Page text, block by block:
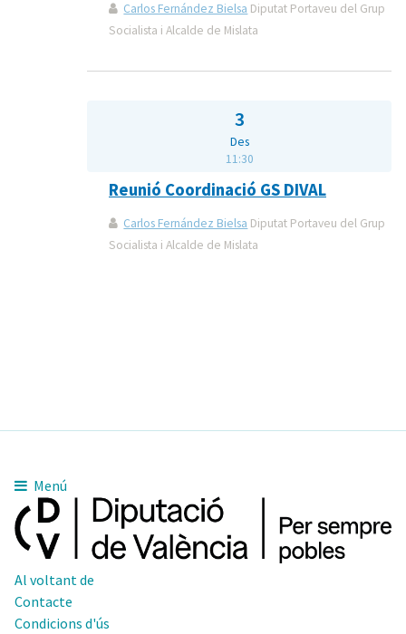
Carlos Fernández Bielsa Diputat Portaveu del Grup
Socialista i Alcalde de Mislata
3
Des
11:30
Reunió Coordinació GS DIVAL
Carlos Fernández Bielsa Diputat Portaveu del Grup
Socialista i Alcalde de Mislata
Menú
Al voltant de
Contacte
Condicions d'ús